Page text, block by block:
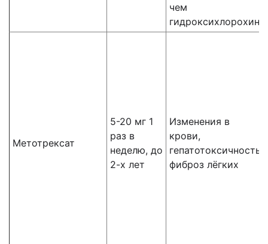
чем
гидроксихлорохин)
Метотрексат
5-20 мг 1
раз в
неделю, до
2-х лет
Изменения в
крови,
гепатотоксичность,
фиброз лёгких